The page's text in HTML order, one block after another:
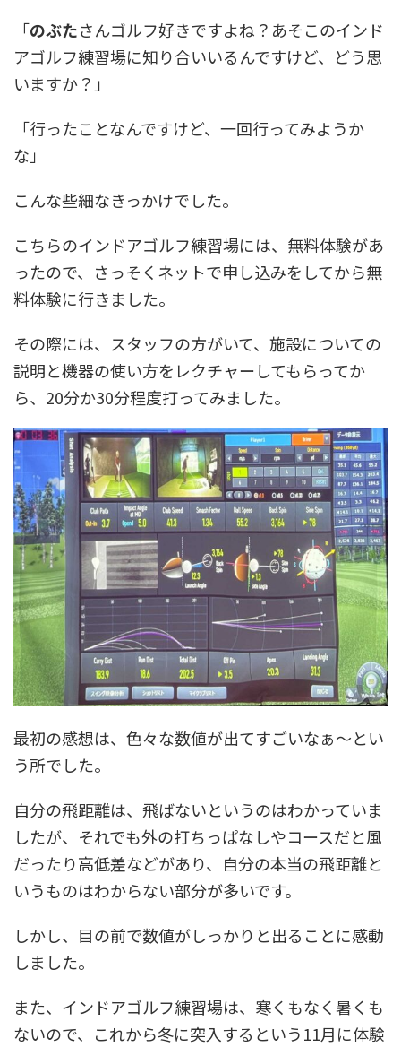
「のぶたさんゴルフ好きですよね？あそこのインド
アゴルフ練習場に知り合いいるんですけど、どう思
いますか？」
「行ったことなんですけど、一回行ってみようか
な」
こんな些細なきっかけでした。
こちらのインドアゴルフ練習場には、無料体験があ
ったので、さっそくネットで申し込みをしてから無
料体験に行きました。
その際には、スタッフの方がいて、施設についての
説明と機器の使い方をレクチャーしてもらってか
ら、20分か30分程度打ってみました。
最初の感想は、色々な数値が出てすごいなぁ～とい
う所でした。
自分の飛距離は、飛ばないというのはわかっていま
したが、それでも外の打ちっぱなしやコースだと風
だったり高低差などがあり、自分の本当の飛距離と
いうものはわからない部分が多いです。
しかし、目の前で数値がしっかりと出ることに感動
しました。
また、インドアゴルフ練習場は、寒くもなく暑くも
ないので、これから冬に突入するという11月に体験